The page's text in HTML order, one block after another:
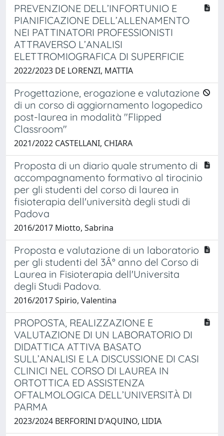
PREVENZIONE DELL’INFORTUNIO E
PIANIFICAZIONE DELL’ALLENAMENTO
NEI PATTINATORI PROFESSIONISTI
ATTRAVERSO L’ANALISI
ELETTROMIOGRAFICA DI SUPERFICIE
2022/2023 DE LORENZI, MATTIA
Progettazione, erogazione e valutazione
di un corso di aggiornamento logopedico
post-laurea in modalità "Flipped
Classroom"
2021/2022 CASTELLANI, CHIARA
Proposta di un diario quale strumento di
accompagnamento formativo al tirocinio
per gli studenti del corso di laurea in
fisioterapia dell'università degli studi di
Padova
2016/2017 Miotto, Sabrina
Proposta e valutazione di un laboratorio
per gli studenti del 3Â° anno del Corso di
Laurea in Fisioterapia dell'Universita
degli Studi Padova.
2016/2017 Spirio, Valentina
PROPOSTA, REALIZZAZIONE E
VALUTAZIONE DI UN LABORATORIO DI
DIDATTICA ATTIVA BASATO
SULL’ANALISI E LA DISCUSSIONE DI CASI
CLINICI NEL CORSO DI LAUREA IN
ORTOTTICA ED ASSISTENZA
OFTALMOLOGICA DELL’UNIVERSITÀ DI
PARMA
2023/2024 BERFORINI D'AQUINO, LIDIA